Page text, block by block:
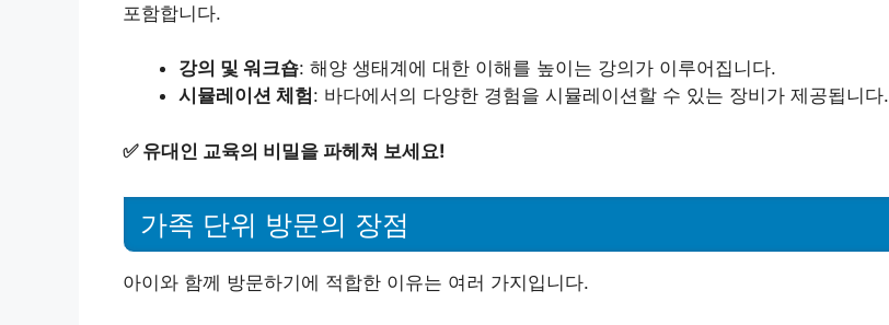
포함합니다.
강의 및 워크숍: 해양 생태계에 대한 이해를 높이는 강의가 이루어집니다.
시뮬레이션 체험: 바다에서의 다양한 경험을 시뮬레이션할 수 있는 장비가 제공됩니다.
✅ 유대인 교육의 비밀을 파헤쳐 보세요!
가족 단위 방문의 장점
아이와 함께 방문하기에 적합한 이유는 여러 가지입니다.